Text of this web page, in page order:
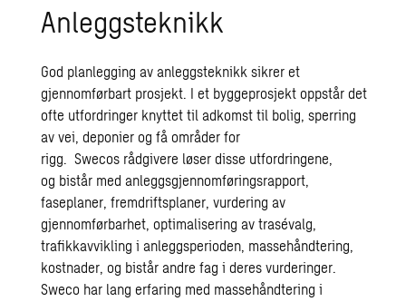
Anleggsteknikk
God planlegging av anleggsteknikk sikreret
gjennomførbart prosjekt. I et byggeprosjekt oppstår det
ofte utfordringer knyttet til adkomst til bolig, sperring
av vei, deponier og få områder for
rigg.Swecos rådgivere løserdisse utfordringene,
og bistår medanleggsgjennomføringsrapport,
faseplaner, fremdriftsplaner, vurdering av
gjennomførbarhet, optimalisering av trasévalg,
trafikkavvikling i anleggsperioden, massehåndtering,
kostnader, og bistår andre fag i deres vurderinger.
Sweco har lang erfaring med massehåndtering i